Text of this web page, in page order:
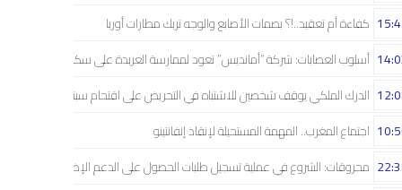
كفاءة أم تعقيد..!؟ بصمات الأصابع والوجه تربك مطارات أوربا
أسلوب العصابات: شركة “أمانديس” تعود لممارسة العربدة على سكان الشمال..!
الدرك الملكي يوقف شخصين للاشتباه في التحريض على اقتحام سبتة
اجتماع المغرب.. المهمة المستحيلة لإنقاذ إنفانتينو
محروقات: الشروع في عملية تسجيل طلبات الحصول على الدعم الإضافي